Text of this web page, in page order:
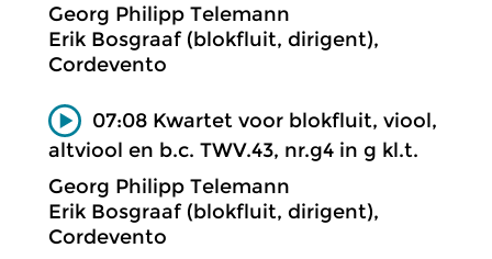
Georg Philipp Telemann
Erik Bosgraaf (blokfluit, dirigent),
Cordevento
07:08 Kwartet voor blokfluit, viool,
altviool en b.c. TWV.43, nr.g4 in g kl.t.
Georg Philipp Telemann
Erik Bosgraaf (blokfluit, dirigent),
Cordevento